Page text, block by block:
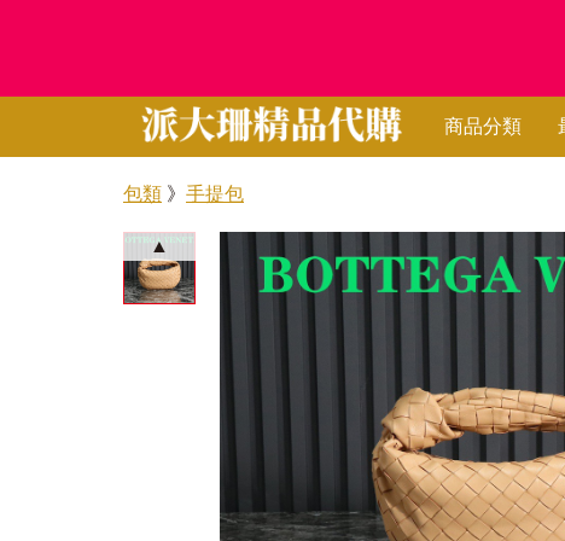
商品分類
包類 》 手提包
▲